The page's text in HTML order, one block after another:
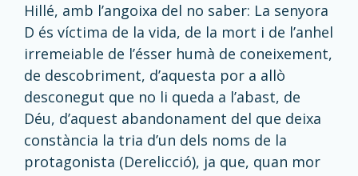
Hillé, amb l’angoixa del no saber: La senyora
D és víctima de la vida, de la mort i de l’anhel
irremeiable de l’ésser humà de coneixement,
de descobriment, d’aquesta por a allò
desconegut que no li queda a l’abast, de
Déu, d’aquest abandonament del que deixa
constància la tria d’un dels noms de la
protagonista (Derelicció), ja que, quan mor